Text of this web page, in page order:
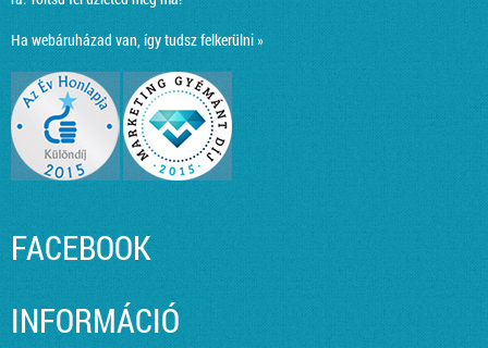
Ha webáruházad van, így tudsz felkerülni »
FACEBOOK
INFORMÁCIÓ